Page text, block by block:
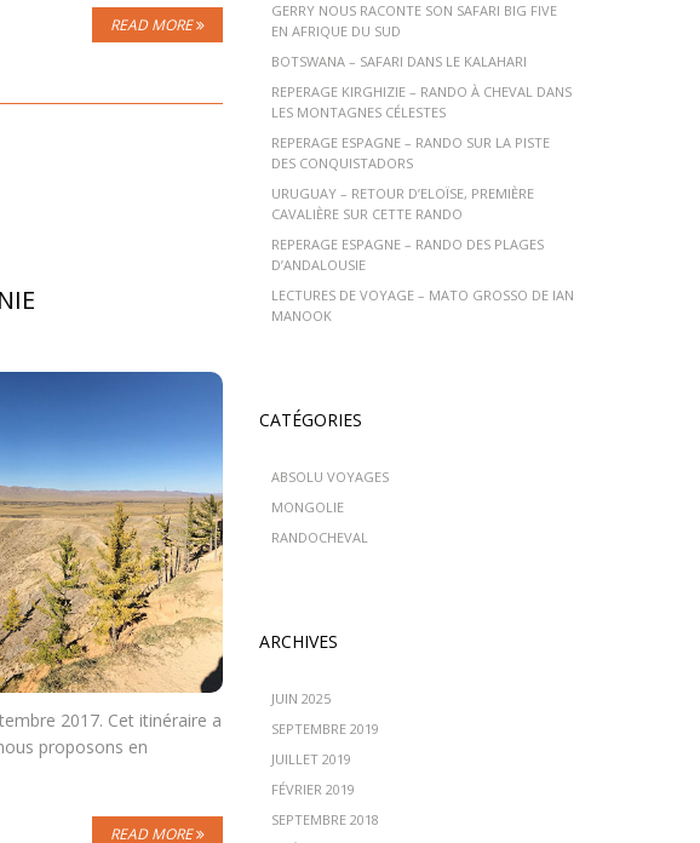
READ MORE
2017. Cet itinéraire a
proposons en
READ MORE
GERRY NOUS RACONTE SON SAFARI BIG FIVE
EN AFRIQUE DU SUD
BOTSWANA – SAFARI DANS LE KALAHARI
REPERAGE KIRGHIZIE – RANDO À CHEVAL DANS
LES MONTAGNES CÉLESTES
REPERAGE ESPAGNE – RANDO SUR LA PISTE
DES CONQUISTADORS
URUGUAY – RETOUR D’ELOÏSE, PREMIÈRE
CAVALIÈRE SUR CETTE RANDO
REPERAGE ESPAGNE – RANDO DES PLAGES
D’ANDALOUSIE
LECTURES DE VOYAGE – MATO GROSSO DE IAN
MANOOK
CATÉGORIES
ABSOLU VOYAGES
MONGOLIE
RANDOCHEVAL
ARCHIVES
JUIN 2025
SEPTEMBRE 2019
JUILLET 2019
FÉVRIER 2019
SEPTEMBRE 2018